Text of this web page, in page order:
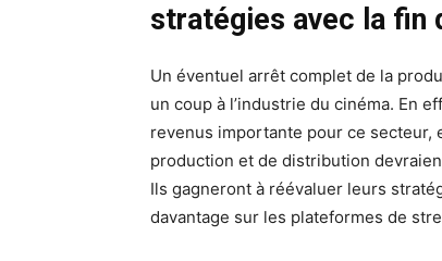
stratégies avec la fin
Un éventuel arrêt complet de la
un coup à l’industrie du cinéma. En
revenus importante pour ce secteur,
production et de distribution
Ils gagneront à réévaluer leurs
davantage sur les plateformes de